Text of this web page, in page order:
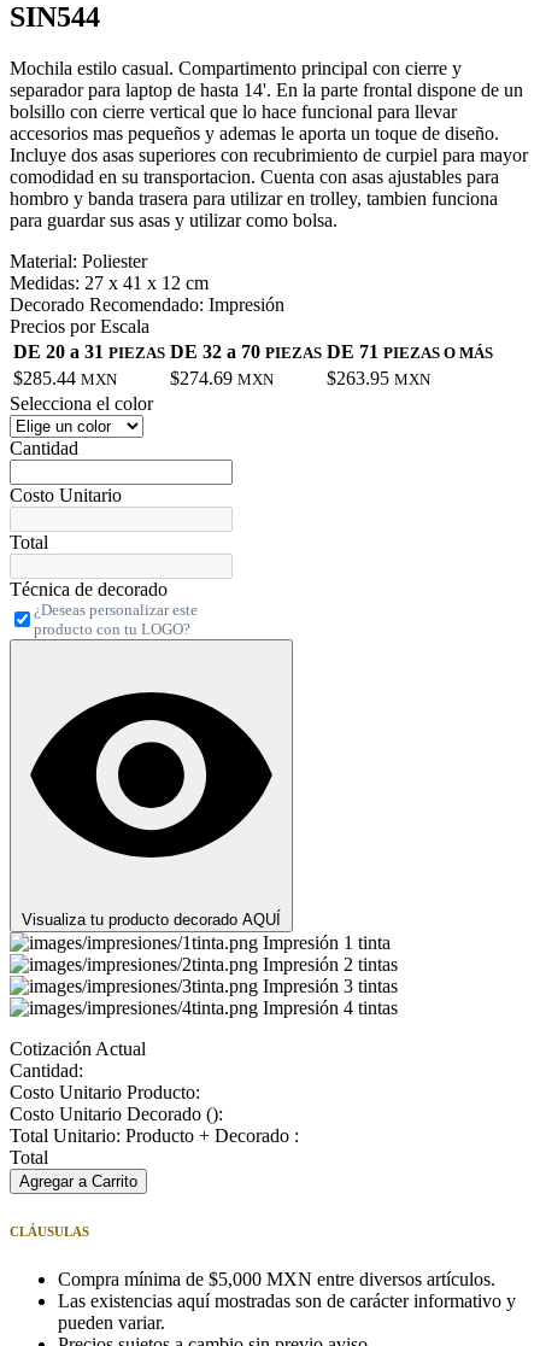
SIN544
Mochila estilo casual. Compartimento principal con cierre y
separador para laptop de hasta 14'. En la parte frontal dispone de un
bolsillo con cierre vertical que lo hace funcional para llevar
accesorios mas pequeños y ademas le aporta un toque de diseño.
Incluye dos asas superiores con recubrimiento de curpiel para mayor
comodidad en su transportacion. Cuenta con asas ajustables para
hombro y banda trasera para utilizar en trolley, tambien funciona
para guardar sus asas y utilizar como bolsa.
Material: Poliester
Medidas: 27 x 41 x 12 cm
Decorado Recomendado: Impresión
Precios por Escala
DE 20 a 31 PIEZAS DE 32 a 70 PIEZAS DE 71 PIEZAS O MÁS
$285.44 MXN $274.69 MXN $263.95 MXN
Selecciona el color
Cantidad
Costo Unitario
Total
Técnica de decorado
¿Deseas personalizar este
producto con tu LOGO?
Visualiza tu producto decorado AQUÍ
Impresión 1 tinta
Impresión 2 tintas
Impresión 3 tintas
Impresión 4 tintas
Cotización Actual
Cantidad:
Costo Unitario Producto:
Costo Unitario Decorado ():
Total Unitario: Producto + Decorado :
Total
Agregar a Carrito
CLÁUSULAS
Compra mínima de $5,000 MXN entre diversos artículos.
Las existencias aquí mostradas son de carácter informativo y
pueden variar.